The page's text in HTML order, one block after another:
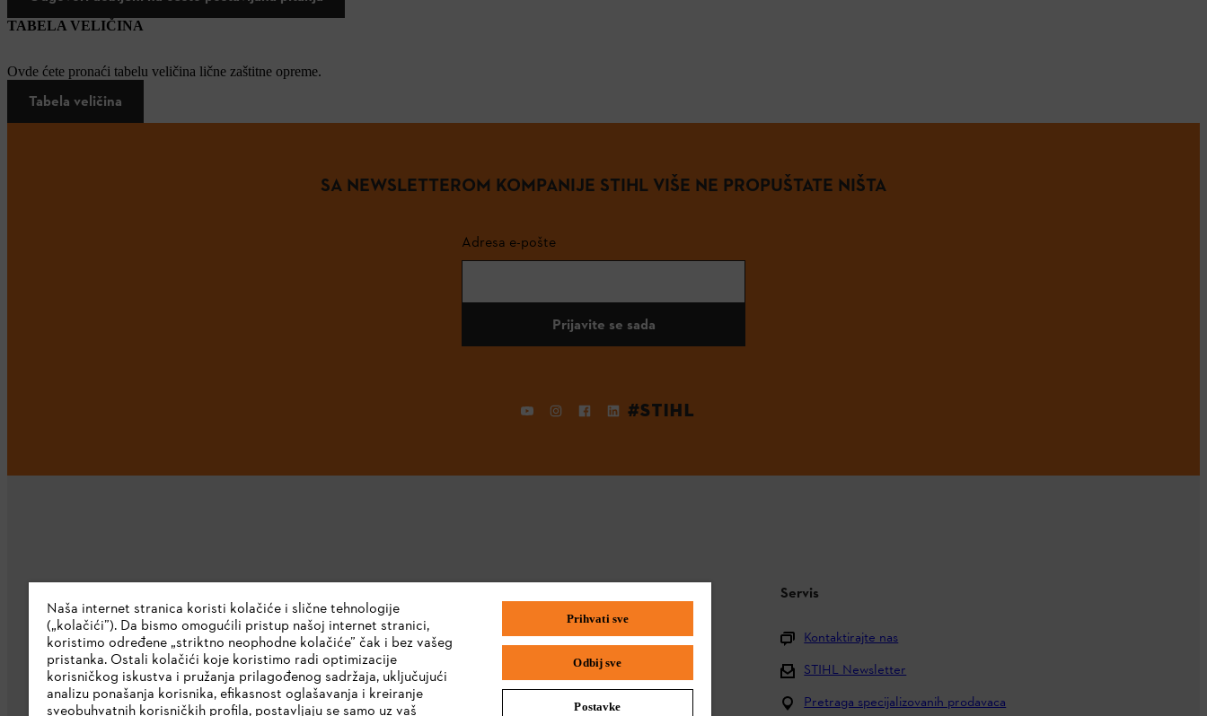
TABELA VELIČINA
Ovde ćete pronaći tabelu veličina lične zaštitne opreme.
Tabela veličina
SA NEWSLETTEROM KOMPANIJE STIHL VIŠE NE PROPUŠTATE NIŠTA
Adresa e-pošte
Prijavite se sada
#STIHL
O nama
Preuzmite katalog
STIHL Etička linija
Pitanja o asortimanu
Uputstva za upotrebu
Servis
Kontaktirajte nas
STIHL Newsletter
Pretraga specijalizovanih prodavaca
Naša internet stranica koristi kolačiće i slične tehnologije
(„kolačići”). Da bismo omogućili pristup našoj internet stranici,
koristimo određene „striktno neophodne kolačiće” čak i bez vašeg
pristanka. Ostali kolačići koje koristimo radi optimizacije
korisničkog iskustva i pružanja prilagođenog sadržaja, uključujući
analizu ponašanja korisnika, efikasnost oglašavanja i kreiranje
sveobuhvatnih korisničkih profila, postavljaju se samo uz vaš
Prihvati sve
Odbij sve
Postavke